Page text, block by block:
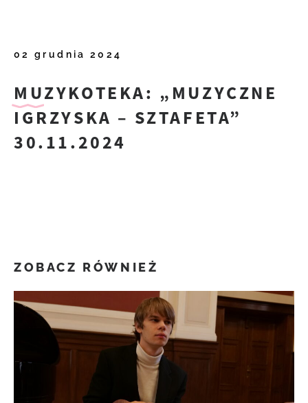
02 grudnia 2024
MUZYKOTEKA: „MUZYCZNE
IGRZYSKA – SZTAFETA”
30.11.2024
ZOBACZ RÓWNIEŻ